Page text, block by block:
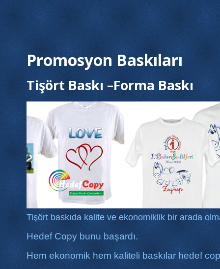
Promosyon Baskıları
Tişört Baskı –Forma Baskı
Tişört baskıda kalite ve ekonomiklik bir arada
Hedef Copy bunu başardı.
Hem ekonomik hem kaliteli baskılar hedef